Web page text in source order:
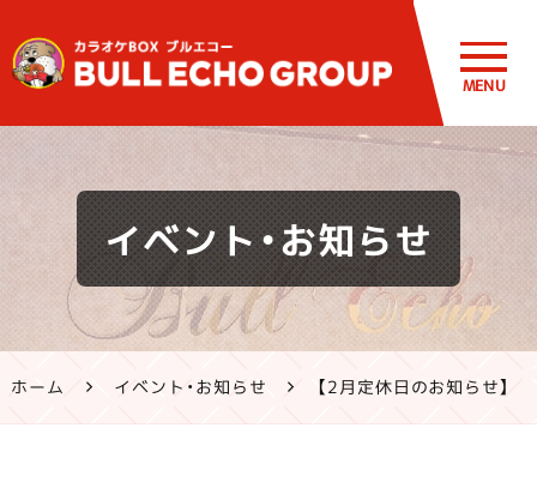
鹿児島・熊
本のカラオ
ケ ブルエコ
ー公式サイ
ト | 霧島市・
MENU
イベント・お知らせ
ホーム イベント・お知らせ 【2月定休日のお知らせ】